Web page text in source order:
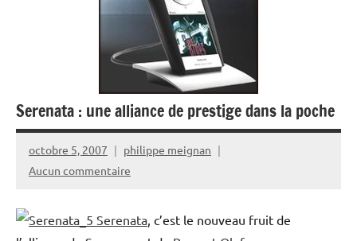
Serenata : une alliance de prestige dans la poche
octobre 5, 2007
philippe meignan
Aucun commentaire
Serenata , c’est le nouveau fruit de